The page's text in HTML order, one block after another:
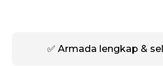
✅ Armada lengkap &